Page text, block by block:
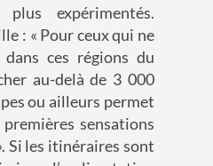
expérimentés.
: « Pour ceux qui ne
ces régions du
au-delà de 3 000
ou ailleurs permet
premières sensations
Si les itinéraires sont